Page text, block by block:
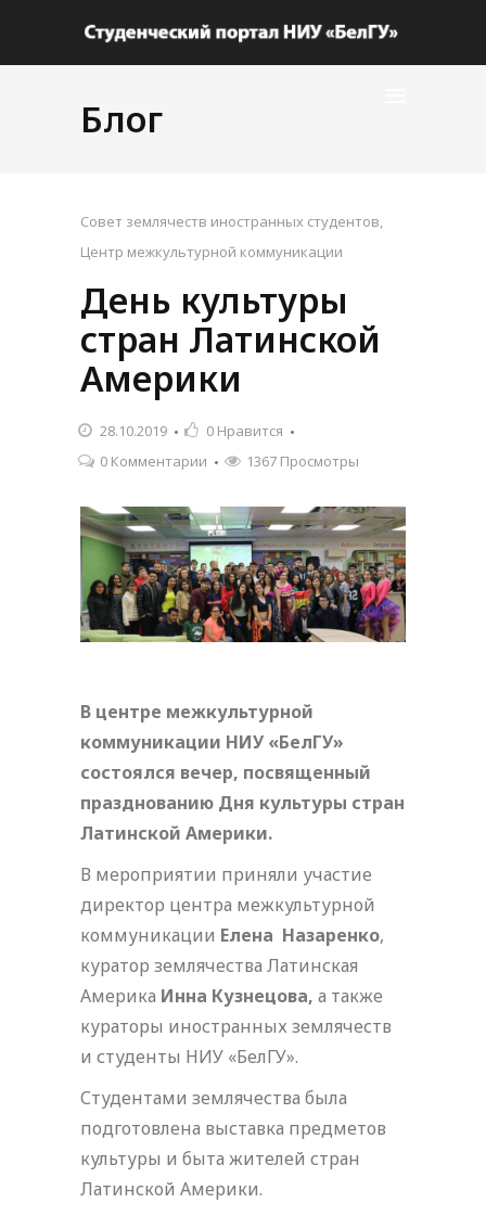
Блог
Совет землячеств иностранных студентов,
Центр межкультурной коммуникации
День культуры
стран Латинской
Америки
28.10.2019 0 Нравится
0 Комментарии
1367 Просмотры
В центре межкультурной
коммуникации НИУ «БелГУ»
состоялся вечер, посвященный
празднованию Дня культуры стран
Латинской Америки.
В мероприятии приняли участие
директор центра межкультурной
коммуникации Елена Назаренко,
куратор землячества Латинская
Америка Инна Кузнецова, а также
кураторы иностранных землячеств
и студенты НИУ «БелГУ».
Студентами землячества была
подготовлена выставка предметов
культуры и быта жителей стран
Латинской Америки.